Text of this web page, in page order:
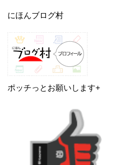
にほんブログ村
ポッチっとお願いします+